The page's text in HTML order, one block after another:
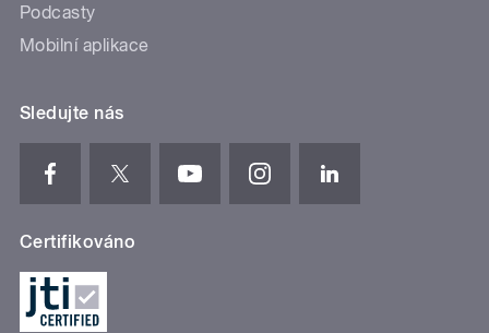
Podcasty
Mobilní aplikace
Sledujte nás
Certifikováno